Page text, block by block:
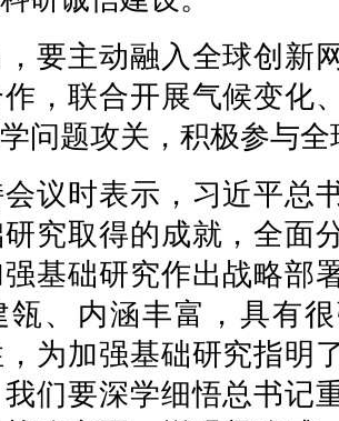
要主动融入全球创新
，联合开展气候变化
问题攻关，积极参与
议时表示，习近平总
究取得的成就，全面
基础研究作出战略部
瓴、内涵丰富，具有
为加强基础研究指明
们要深学细悟总书记